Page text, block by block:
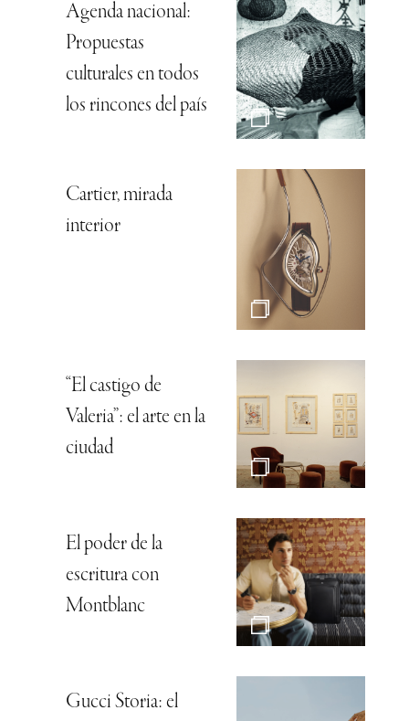
Agenda nacional:
Propuestas
culturales en todos
los rincones del país
Cartier, mirada
interior
“El castigo de
Valeria”: el arte en la
ciudad
El poder de la
escritura con
Montblanc
Gucci Storia: el